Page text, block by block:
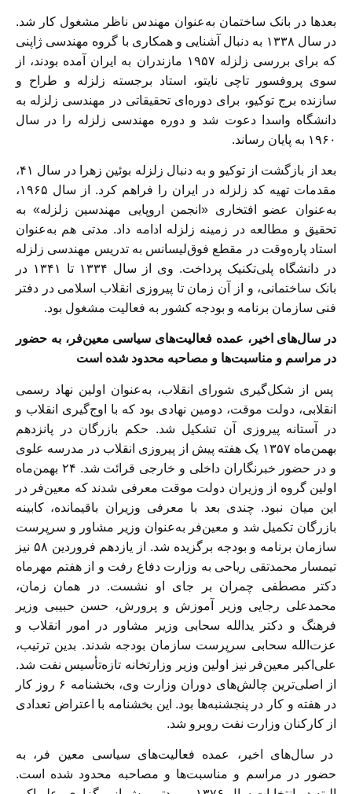
بعد‌ها در بانک ساختمان به‌عنوان مهندس ناظر مشغول کار شد.
در سال ۱۳۳۸ به دنبال آشنایی و همکاری با گروه مهندسی ژاپنی
که برای بررسی زلزله ۱۹۵۷ مازندران به ایران آمده بودند، از
سوی پروفسور تاچی نایتو، استاد برجسته زلزله و طراح و
سازنده برج توکیو، برای دوره‌ای تحقیقاتی در مهندسی زلزله به
دانشگاه واسدا دعوت شد و دوره مهندسی زلزله را در سال
۱۹۶۰ به پایان رساند.
بعد از بازگشت از توکیو و به دنبال زلزله بوئین زهرا در سال ۴۱،
مقدمات تهیه کد زلزله در ایران را فراهم کرد. از سال ۱۹۶۵،
به‌عنوان عضو افتخاری «انجمن اروپایی مهندسین زلزله» به
تحقیق و مطالعه در زمینه زلزله ادامه داد. مدتی هم به‌عنوان
استاد پاره‌وقت در مقطع فوق‌لیسانس به تدریس مهندسی زلزله
در دانشگاه پلی‌تکنیک پرداخت. وی از سال ۱۳۳۴ تا ۱۳۴۱ در
بانک ساختمانی، و از آن زمان تا پیروزی انقلاب اسلامی در دفتر
فنی سازمان برنامه و بودجه کشور به فعالیت مشغول بود.
در سال‌های اخیر، عمده فعالیت‌های سیاسی معین‌فر، به حضور
در مراسم و مناسبت‌ها و مصاحبه محدود شده‌ است
پس از شکل‌گیری شورای انقلاب، به‌عنوان اولین نهاد رسمی
انقلابی، دولت موقت، دومین نهادی بود که با اوج‌گیری انقلاب و
در آستانه پیروزی آن تشکیل شد. حکم بازرگان در پانزدهم
بهمن‌ماه ۱۳۵۷ یک هفته پیش از پیروزی انقلاب در مدرسه علوی
و در حضور خبرنگاران داخلی و خارجی قرائت شد. ۲۴ بهمن‌ماه
اولین گروه از وزیران دولت موقت معرفی شدند که معین‌فر در
این میان نبود. چندی بعد با معرفی وزیران باقیمانده، کابینه
بازرگان تکمیل شد و معین‌فر به‌عنوان وزیر مشاور و سرپرست
سازمان برنامه و بودجه برگزیده شد. از یازدهم فروردین ۵۸ نیز
تیمسار محمدتقی ریاحی به وزارت دفاع رفت و از هفتم مهرماه
دکتر مصطفی چمران بر جای او نشست. در‌‌ همان زمان،
محمدعلی رجایی وزیر آموزش و پرورش، حسن حبیبی وزیر
فرهنگ و دکتر یدالله سحابی وزیر مشاور در امور انقلاب و
عزت‌الله سحابی سرپرست سازمان بودجه شدند. بدین ترتیب،
علی‌اکبر معین‌فر نیز اولین وزیر وزارتخانه تازه‌تأسیس نفت شد.
از اصلی‌ترین چالش‌های دوران وزارت وی، بخشنامه ۶ روز کار
در هفته و کار در پنجشنبه‌ها بود. این بخشنامه با اعتراض تعدادی
از کارکنان وزارت نفت روبرو شد.
در سال‌های اخیر، عمده فعالیت‌های سیاسی معین فر، به
حضور در مراسم و مناسبت‌ها و مصاحبه محدود شده‌ است.